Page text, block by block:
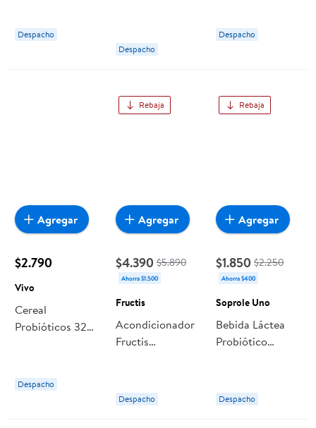
c/u Soprole
Despacho
Despacho
Despacho
$2.790
Vivo
Cereal
Probióticos 320
Despacho
Agregar
Rebaja
$4.390 $5.890
Ahorra $1.500
Fructis
Acondicionador
Fructis
Despacho
Agregar
Rebaja
$1.850 $2.250
Ahorra $400
Soprole Uno
Bebida Láctea
Probiótico
Multifruta Caja 6
Un Soprole Uno
Despacho
Agregar